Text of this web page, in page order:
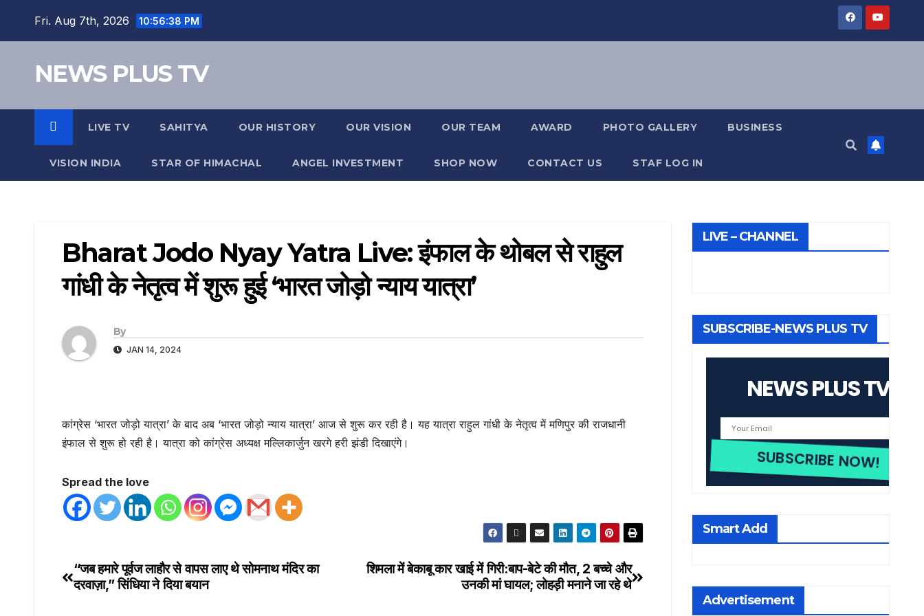
Fri. Aug 7th, 2026 10:56:38 PM
NEWS PLUS TV
LIVE TV SAHITYA OUR HISTORY OUR VISION OUR TEAM AWARD PHOTO GALLERY BUSINESS
VISION INDIA STAR OF HIMACHAL ANGEL INVESTMENT SHOP NOW CONTACT US STAF LOG IN
Bharat Jodo Nyay Yatra Live: इंफाल के थोबल से राहुल
गांधी के नेतृत्व में शुरू हुई ‘भारत जोड़ो न्याय यात्रा’
By
JAN 14, 2024
कांग्रेस ‘भारत जोड़ो यात्रा’ के बाद अब ‘भारत जोड़ो न्याय यात्रा’ आज से शुरू कर रही है। यह यात्रा राहुल गांधी के नेतृत्व में मणिपुर की राजधानी
इंफाल से शुरू हो रही है। यात्रा को कांग्रेस अध्यक्ष मल्लिकार्जुन खरगे हरी झंडी दिखाएंगे।
Spread the love
शिमला में बेकाबू कार खाई में गिरी:बाप-बेटे की मौत, 2 बच्चे और
उनकी मां घायल; लोहड़ी मनाने जा रहे थे
“जब हमारे पूर्वज लाहौर से वापस लाए थे सोमनाथ मंदिर का
दरवाज़ा,” सिंधिया ने दिया बयान
LIVE – CHANNEL
SUBSCRIBE-NEWS PLUS TV
NEWS PLUS TV
Smart Add
Advertisement